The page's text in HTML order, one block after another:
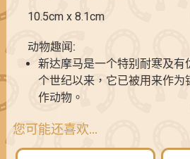
10.5cm x 8.1cm
动物趣闻:
新达摩马是一个特别耐寒及有
个世纪以来，它已被用来作为
作动物。
您可能还喜欢…